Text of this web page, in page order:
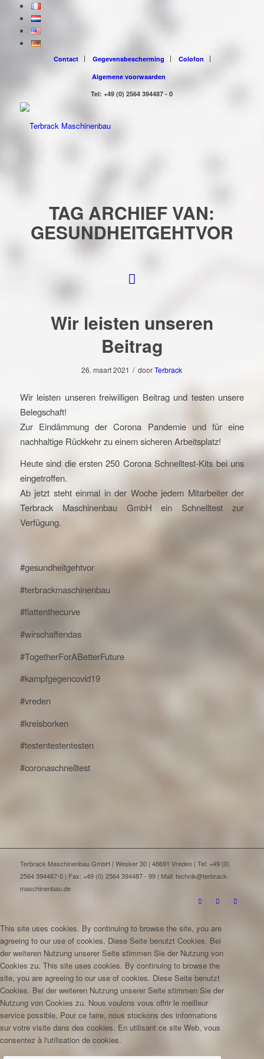
Contact Gegevensbescherming
Colofon
Algemene voorwaarden
Tel: +49 (0) 2564 394487 - 0
TAG ARCHIEF VAN:
GESUNDHEITGEHTVOR
Wir leisten unseren
Beitrag
26. maart 2021 / doorTerbrack
Wir leisten unseren freiwilligen Beitrag und testen unsere
Belegschaft!
Zur Eindämmung der Corona Pandemie und für eine
nachhaltige Rückkehr zu einem sicheren Arbeitsplatz!
Heute sind die ersten 250 Corona Schnelltest-Kits bei uns
eingetroffen.
Ab jetzt steht einmal in der Woche jedem Mitarbeiter der
Terbrack Maschinenbau GmbH ein Schnelltest zur
Verfügung.
#gesundheitgehtvor
#terbrackmaschinenbau
#flattenthecurve
#wirschaffendas
#TogetherForABetterFuture
#kampfgegencovid19
#vreden
#kreisborken
#testentestentesten
#coronaschnelltest
Terbrack Maschinenbau GmbH | Wesker 30 | 48691 Vreden | Tel: +49 (0)
2564 394487-0 | Fax: +49 (0) 2564 394487 - 99 | Mail: technik@terbrack-
maschinenbau.de
This site uses cookies. By continuing to browse the site, you are
agreeing to our use of cookies. Diese Seite benutzt Cookies. Bei
der weiteren Nutzung unserer Seite stimmen Sie der Nutzung von
Cookies zu. This site uses cookies. By continuing to browse the
site, you are agreeing to our use of cookies. Diese Seite benutzt
Cookies. Bei der weiteren Nutzung unserer Seite stimmen Sie der
Nutzung von Cookies zu. Nous voulons vous offrir le meilleur
service possible. Pour ce faire, nous stockons des informations
sur votre visite dans des cookies. En utilisant ce site Web, vous
consentez à l'utilisation de cookies.